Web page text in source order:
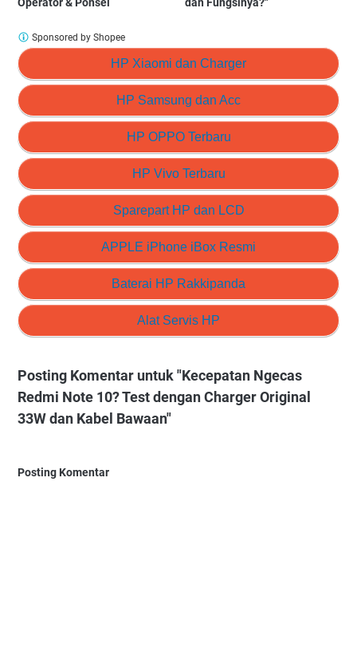
Operator & Ponsel
dan Fungsinya?"
HP Xiaomi dan Charger
HP Samsung dan Acc
HP OPPO Terbaru
HP Vivo Terbaru
Sparepart HP dan LCD
APPLE iPhone iBox Resmi
Baterai HP Rakkipanda
Alat Servis HP
Sponsored by Shopee
Posting Komentar untuk "Kecepatan Ngecas
Redmi Note 10? Test dengan Charger Original
33W dan Kabel Bawaan"
Posting Komentar